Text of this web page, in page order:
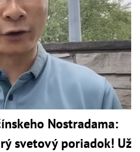
Nostradama:
svetový poriadok! Už